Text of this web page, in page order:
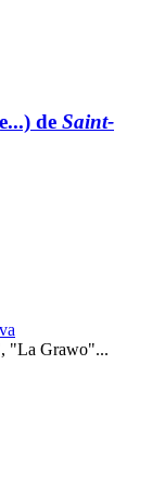
de Saint-
"La Grawo"...